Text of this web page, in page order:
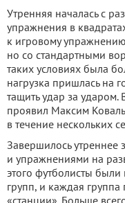
Утренняя началась с
упражнения в
к игровому
но со стандартными
таких условиях была
нагрузка пришлась на
тащить удар за
проявил Максим
в течение нескольких
Завершилось
и упражнениями на
этого футболисты
групп, и каждая
«станции». Больше